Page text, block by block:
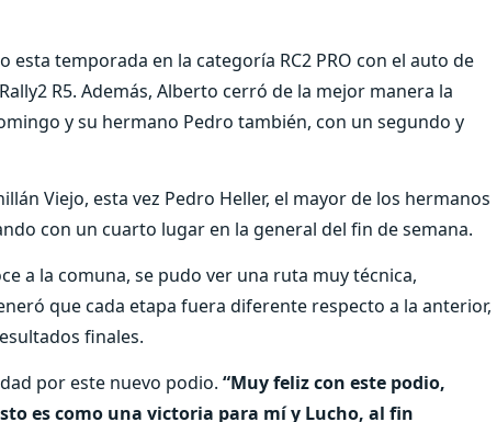
esta temporada en la categoría RC2 PRO con el auto de
R5. Además, Alberto cerró de la mejor manera la
y su hermano Pedro también, con un segundo y
Viejo, esta vez Pedro Heller, el mayor de los hermanos
con un cuarto lugar en la general del fin de semana.
a la comuna, se pudo ver una ruta muy técnica,
que cada etapa fuera diferente respecto a la anterior,
finales.
por este nuevo podio. “Muy feliz con este podio,
es como una victoria para mí y Lucho, al fin